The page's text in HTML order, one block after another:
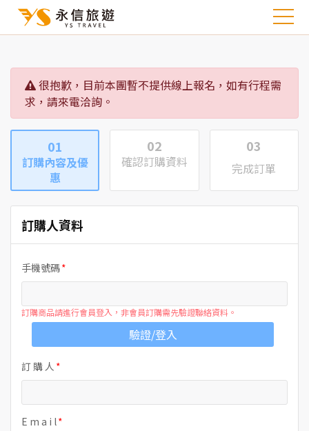
很抱歉，目前本團暫不提供線上報名，如有行程需
求，請來電洽詢。
01
訂購內容及優
惠
02
確認訂購資料
03
完成訂單
訂購人資料
手機號碼
訂購商品請進行會員登入，非會員訂購需先驗證聯絡資料。
驗證/登入
訂 購 人
E m a i l